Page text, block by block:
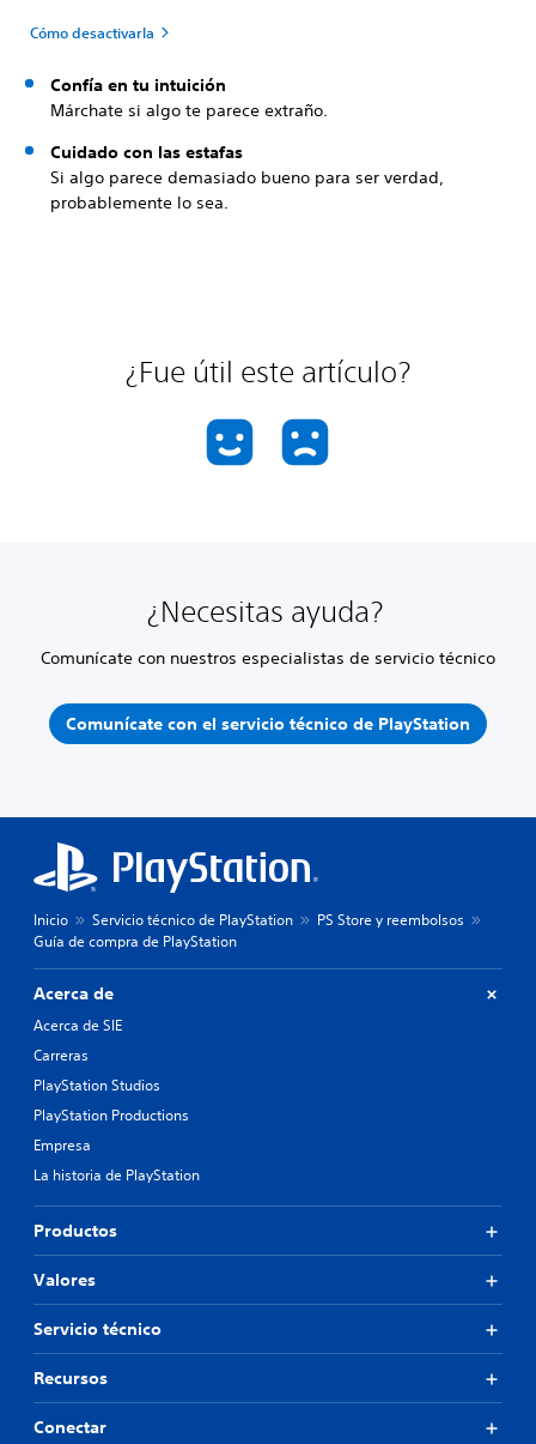
Cómo desactivarla
Confía en tu intuición
Márchate si algo te parece extraño.
Cuidado con las estafas
Si algo parece demasiado bueno para ser verdad,
probablemente lo sea.
¿Fue útil este artículo?
¿Necesitas ayuda?
Comunícate con nuestros especialistas de servicio técnico
Comunícate con el servicio técnico de PlayStation
Inicio Servicio técnico de PlayStation
PS Store y reembolsos
Guía de compra de PlayStation
Acerca de
Acerca de SIE
Carreras
PlayStation Studios
PlayStation Productions
Empresa
La historia de PlayStation
Productos
Valores
Servicio técnico
Recursos
Conectar